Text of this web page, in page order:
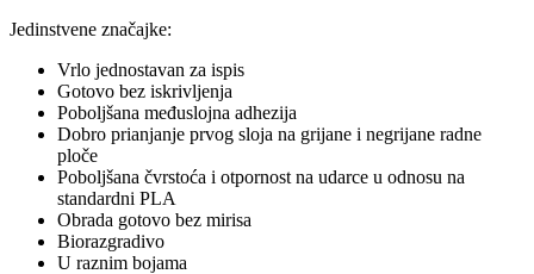
Jedinstvene značajke:
Vrlo jednostavan za ispis
Gotovo bez iskrivljenja
Poboljšana međuslojna adhezija
Dobro prianjanje prvog sloja na grijane i negrijane radne
ploče
Poboljšana čvrstoća i otpornost na udarce u odnosu na
standardni PLA
Obrada gotovo bez mirisa
Biorazgradivo
U raznim bojama